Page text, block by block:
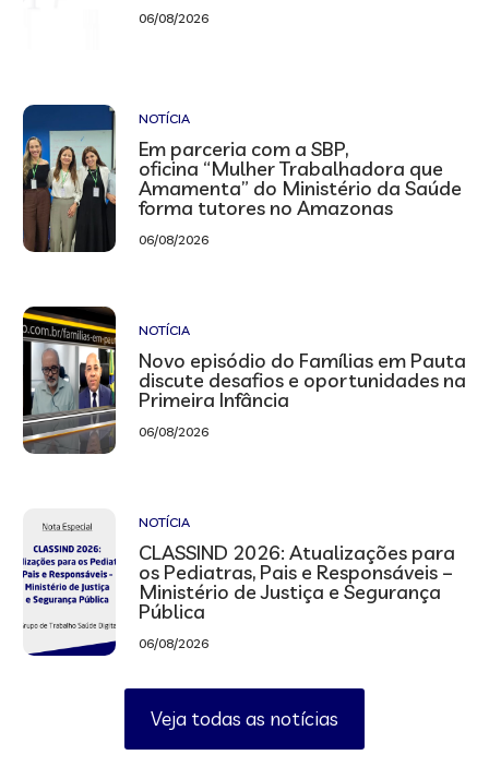
06/08/2026
NOTÍCIA
Em parceria com a SBP,
oficina “Mulher Trabalhadora que
Amamenta” do Ministério da Saúde
forma tutores no Amazonas
06/08/2026
NOTÍCIA
Novo episódio do Famílias em Pauta
discute desafios e oportunidades na
Primeira Infância
06/08/2026
NOTÍCIA
CLASSIND 2026: Atualizações para
os Pediatras, Pais e Responsáveis –
Ministério de Justiça e Segurança
Pública
06/08/2026
Veja todas as notícias